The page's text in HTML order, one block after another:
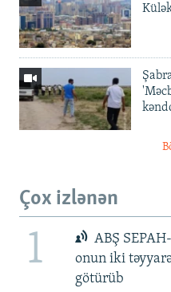
Çox izlənən
1
ABŞ
onun iki
götürüb